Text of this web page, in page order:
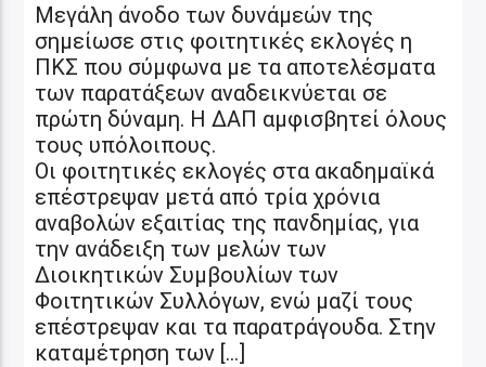
Μεγάλη άνοδο των δυνάμεών της
σημείωσε στις φοιτητικές εκλογές η
ΠΚΣ που σύμφωνα με τα αποτελέσματα
των παρατάξεων αναδεικνύεται σε
πρώτη δύναμη. Η ΔΑΠ αμφισβητεί όλους
τους υπόλοιπους.
Οι φοιτητικές εκλογές στα ακαδημαϊκά
επέστρεψαν μετά από τρία χρόνια
αναβολών εξαιτίας της πανδημίας, για
την ανάδειξη των μελών των
Διοικητικών Συμβουλίων των
Φοιτητικών Συλλόγων, ενώ μαζί τους
επέστρεψαν και τα παρατράγουδα. Στην
καταμέτρηση των […]